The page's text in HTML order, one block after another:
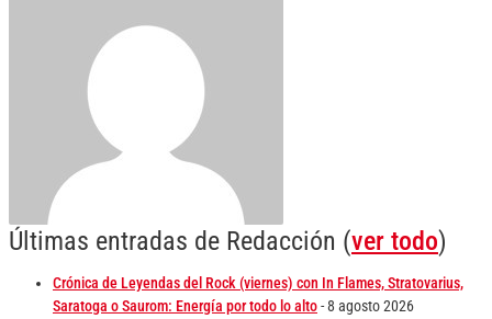
Últimas entradas de Redacción (ver todo)
Crónica de Leyendas del Rock (viernes) con In Flames, Stratovarius,
Saratoga o Saurom: Energía por todo lo alto- 8 agosto 2026